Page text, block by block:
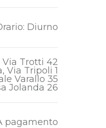
Diurno
Via Trotti 42
Via Tripoli 1
Varallo 35
Jolanda 26
pagamento